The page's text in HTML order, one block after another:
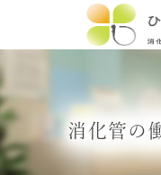
消化管の